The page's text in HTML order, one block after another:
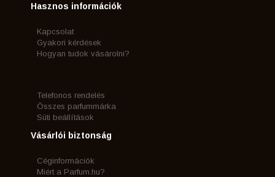
Hasznos információk
Kapcsolat
Gyakori kérdések
Hogyan tudok vásárolni?
Telefonos rendelés
Összes parfummárka
Süti beállítások
Vásárlói biztonság
Céginformációk
Miért a Parfum.hu?